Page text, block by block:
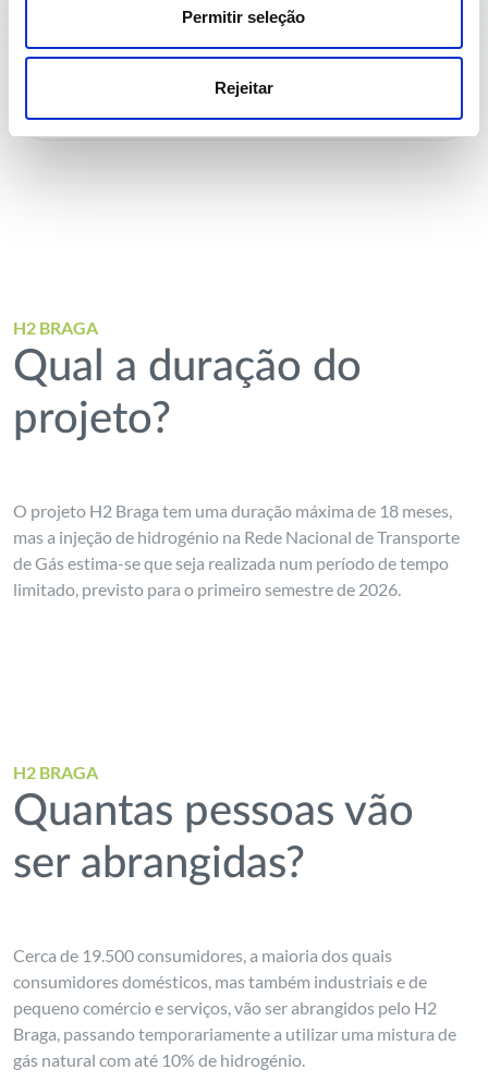
Permitir seleção
Rejeitar
H2 BRAGA
Qual a duração do
projeto?
O projeto H2 Braga tem uma duração máxima de 18 meses,
mas a injeção de hidrogénio na Rede Nacional de Transporte
de Gás estima-se que seja realizada num período de tempo
limitado, previsto para o primeiro semestre de 2026.
H2 BRAGA
Quantas pessoas vão
ser abrangidas?
Cerca de 19.500 consumidores, a maioria dos quais
consumidores domésticos, mas também industriais e de
pequeno comércio e serviços, vão ser abrangidos pelo H2
Braga, passando temporariamente a utilizar uma mistura de
gás natural com até 10% de hidrogénio.